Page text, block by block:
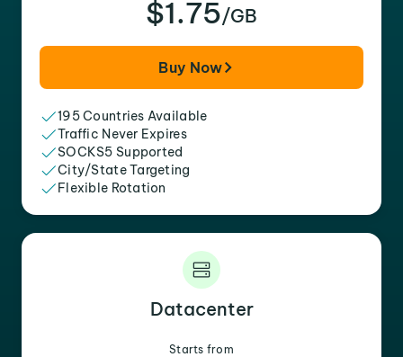
$1.75/GB
Buy Now
195 Countries Available
Traffic Never Expires
SOCKS5 Supported
City/State Targeting
Flexible Rotation
Datacenter
Starts from